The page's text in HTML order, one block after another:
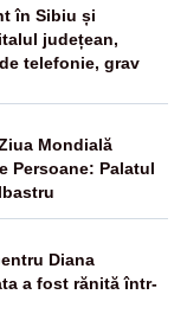
în Sibiu și
județean,
telefonie, grav
Mondială
Persoane: Palatul
Diana
a fost rănită într-